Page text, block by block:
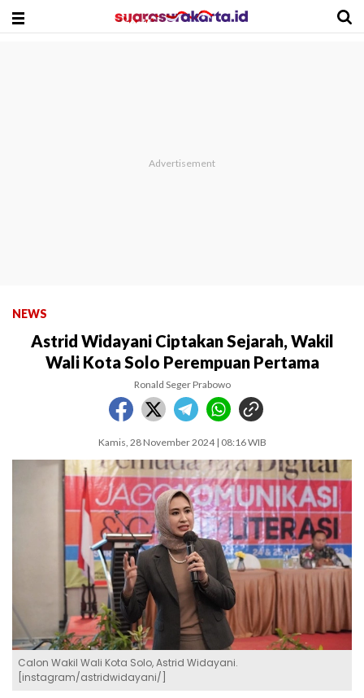
NEWS
Astrid Widayani Ciptakan Sejarah, Wakil
Wali Kota Solo Perempuan Pertama
Ronald Seger Prabowo
Kamis, 28 November 2024 | 08:16 WIB
Calon Wakil Wali Kota Solo, Astrid Widayani.
[instagram/astridwidayani/]